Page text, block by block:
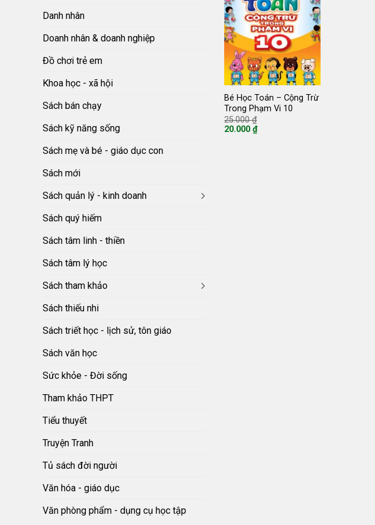
Danh nhân
Doanh nhân & doanh nghiệp
Đồ chơi trẻ em
Khoa học - xã hội
Sách bán chạy
Sách kỹ năng sống
Sách mẹ và bé - giáo dục con
Sách mới
Sách quản lý - kinh doanh
Sách quý hiếm
Sách tâm linh - thiền
Sách tâm lý học
Sách tham khảo
Sách thiếu nhi
Sách triết học - lịch sử, tôn giáo
Sách văn học
Sức khỏe - Đời sống
Tham khảo THPT
Tiểu thuyết
Truyện Tranh
Tủ sách đời người
Văn hóa - giáo dục
Văn phòng phẩm - dụng cụ học tập
Bé Học Toán – Cộng Trừ
Trong Phạm Vi 10
25.000₫
20.000₫